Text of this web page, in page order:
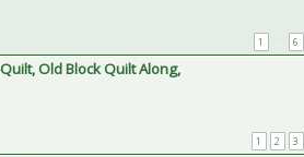
1 6
Old Block Quilt Along,
1 2 3